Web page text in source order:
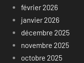
février 2026
janvier 2026
décembre 2025
novembre 2025
octobre 2025